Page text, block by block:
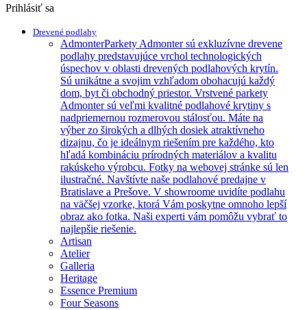
Prihlásiť sa
Drevené podlahy
AdmonterParkety Admonter sú exkluzívne drevene
podlahy predstavujúce vrchol technologických
úspechov v oblasti drevených podlahových krytín.
Sú unikátne a svojim vzhľadom obohacujú každý
dom, byt či obchodný priestor. Vrstvené parkety
Admonter sú veľmi kvalitné podlahové krytiny s
nadpriemernou rozmerovou stálosťou. Máte na
výber zo širokých a dlhých dosiek atraktívneho
dizajnu, čo je ideálnym riešením pre každého, kto
hľadá kombináciu prírodných materiálov a kvalitu
rakúskeho výrobcu. Fotky na webovej stránke sú len
ilustračné. Navštívte naše podlahové predajne v
Bratislave a Prešove. V showroome uvidíte podlahu
na väčšej vzorke, ktorá Vám poskytne omnoho lepší
obraz ako fotka. Naši experti vám pomôžu vybrať to
najlepšie riešenie.
Artisan
Atelier
Galleria
Heritage
Essence Premium
Four Seasons